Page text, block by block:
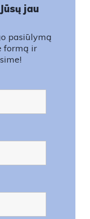
jau
pasiūlymą
formą ir